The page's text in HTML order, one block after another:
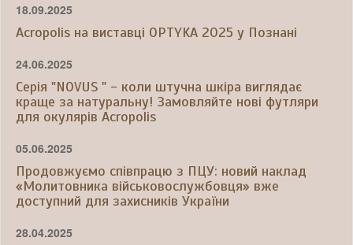
18.09.2025
Acropolis на виставці OPTYKA 2025 у Познані
24.06.2025
Серія "NOVUS " - коли штучна шкіра виглядає
краще за натуральну! Замовляйте нові футляри
для окулярів Acropolis
05.06.2025
Продовжуємо співпрацю з ПЦУ: новий наклад
«Молитовника військовослужбовця» вже
доступний для захисників України
28.04.2025